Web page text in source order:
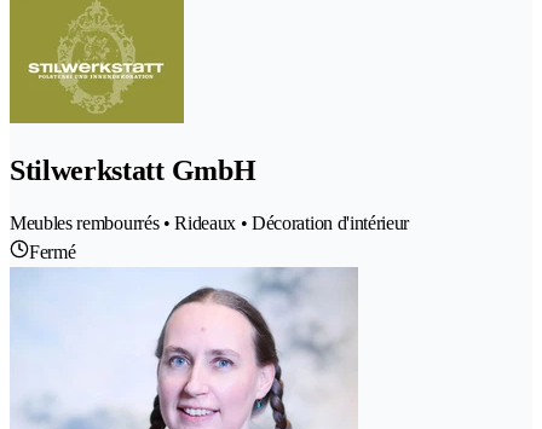
Stilwerkstatt GmbH
Meubles rembourrés • Rideaux • Décoration d'intérieur
Fermé